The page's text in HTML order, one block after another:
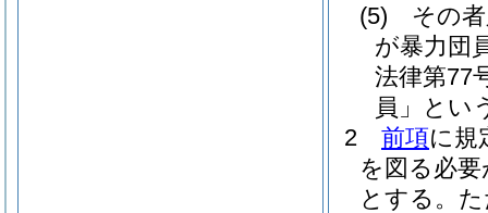
(5)
その
が暴力団
法律第77
員」とい
2
前項に規
を図る必
とする。